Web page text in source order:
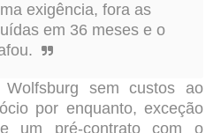
exigência, fora as
em 36 meses e o
sem custos ao
por enquanto, exceção
um pré-contrato com o